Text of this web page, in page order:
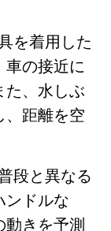
を着用した
車の接近に
た、水しぶ
、距離を空
段と異なる
ンドルな
きを予測